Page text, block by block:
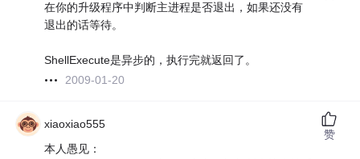
在你的升级程序中判断主进程是否退出，如果还没有
退出的话等待。
ShellExecute是异步的，执行完就返回了。
2009-01-20
xiaoxiao555
本人愚见：
赞